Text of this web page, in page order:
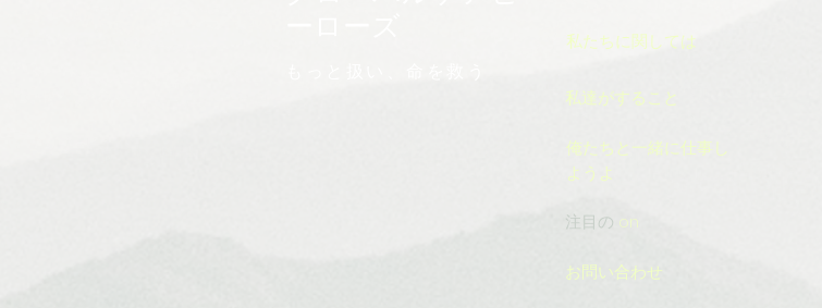
私たちに関しては
私達がすること
俺たちと一緒に仕事し
ようよ
注目の on
お問い合わせ